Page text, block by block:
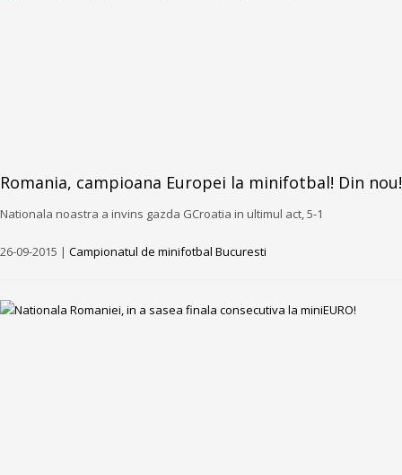
Romania, campioana Europei la minifotbal! Din nou!
Nationala noastra a invins gazda GCroatia in ultimul act, 5-1
26-09-2015 | Campionatul de minifotbal Bucuresti